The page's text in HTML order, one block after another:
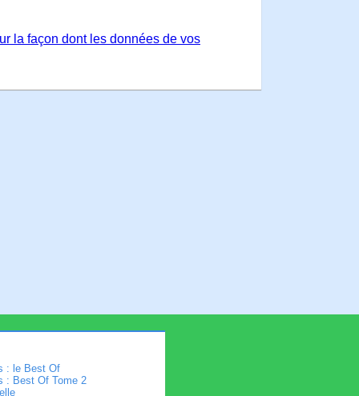
la façon dont les données de vos
: le Best Of
: Best Of Tome 2